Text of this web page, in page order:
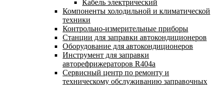
Кабель электрический
Компоненты холодильной и климатической
техники
Контрольно-измерительные приборы
Станции для заправки автокондиционеров
Оборудование для автокондиционеров
Инструмент для заправки
авторефрижераторов R404a
Сервисный центр по ремонту и
техническому обслуживанию заправочных